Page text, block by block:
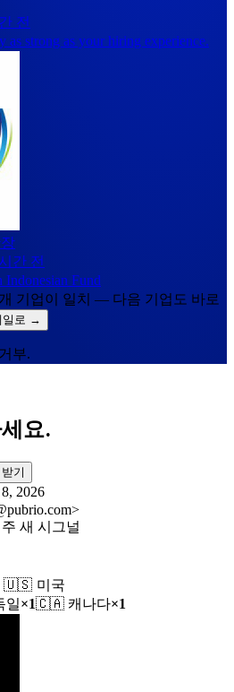
전
as strong as your hiring experience.
간 전
Indonesian Fund
기업이 일치 — 다음 기업도 바로
로 →
부.
요.
기
2026
>
새 시그널
🇺🇸 미국
일×1🇨🇦 캐나다×1